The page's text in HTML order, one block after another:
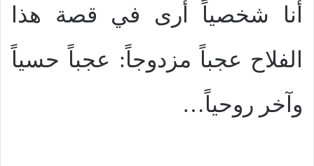
أنا شخصياً أرى في قصة هذا
الفلاح عجباً مزدوجاً: عجباً حسياً
وآخر روحياً…